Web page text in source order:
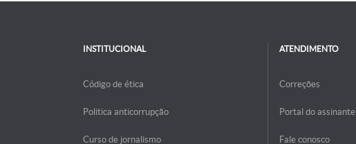
INSTITUCIONAL
Código de ética
Politica anticorrupção
Curso de jornalismo
ATENDIMENTO
Correções
Portal do assinante
Fale conosco